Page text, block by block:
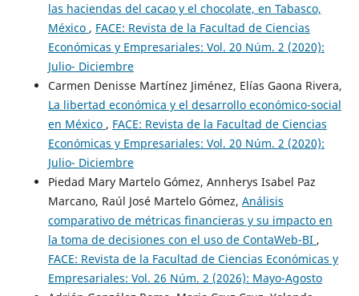
las haciendas del cacao y el chocolate, en Tabasco,
México , FACE: Revista de la Facultad de Ciencias
Económicas y Empresariales: Vol. 20 Núm. 2 (2020):
Julio- Diciembre
Carmen Denisse Martínez Jiménez, Elías Gaona Rivera,
La libertad económica y el desarrollo económico-social
en México , FACE: Revista de la Facultad de Ciencias
Económicas y Empresariales: Vol. 20 Núm. 2 (2020):
Julio- Diciembre
Piedad Mary Martelo Gómez, Annherys Isabel Paz
Marcano, Raúl José Martelo Gómez, Análisis
comparativo de métricas financieras y su impacto en
la toma de decisiones con el uso de ContaWeb-BI ,
FACE: Revista de la Facultad de Ciencias Económicas y
Empresariales: Vol. 26 Núm. 2 (2026): Mayo-Agosto